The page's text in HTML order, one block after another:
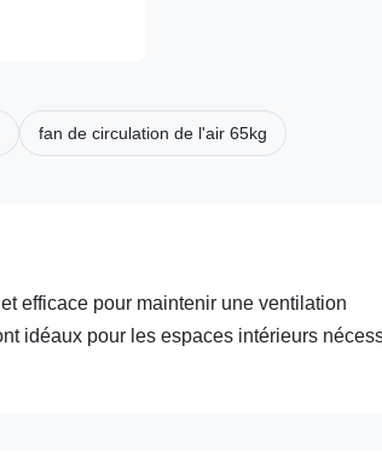
fan de circulation de l'air 65kg
efficace pour maintenir une ventilation
idéaux pour les espaces intérieurs